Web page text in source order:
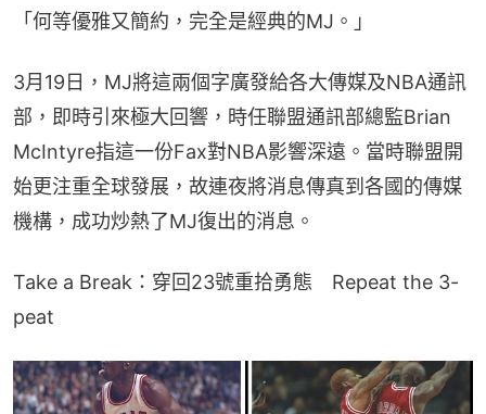
「何等優雅又簡約，完全是經典的MJ。」
3月19日，MJ將這兩個字廣發給各大傳媒及NBA通訊
部，即時引來極大回響，時任聯盟通訊部總監Brian
McIntyre指這一份Fax對NBA影響深遠。當時聯盟開
始更注重全球發展，故連夜將消息傳真到各國的傳媒
機構，成功炒熱了MJ復出的消息。
Take a Break：穿回23號重拾勇態　Repeat the 3-
peat